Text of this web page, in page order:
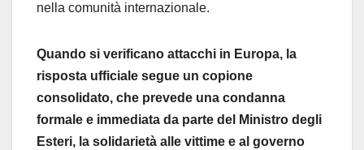
nella comunità internazionale.
Quando si verificano attacchi in Europa, la
risposta ufficiale segue un copione
consolidato, che prevede una condanna
formale e immediata da parte del Ministro degli
Esteri, la solidarietà alle vittime e al governo